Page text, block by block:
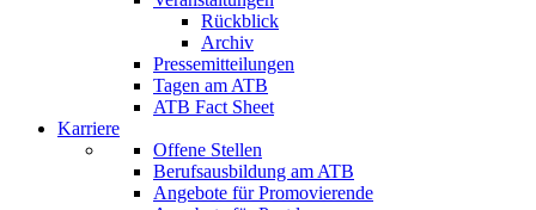
Rückblick
Archiv
Pressemitteilungen
Tagen am ATB
ATB Fact Sheet
Karriere
Offene Stellen
Berufsausbildung am ATB
Angebote für Promovierende